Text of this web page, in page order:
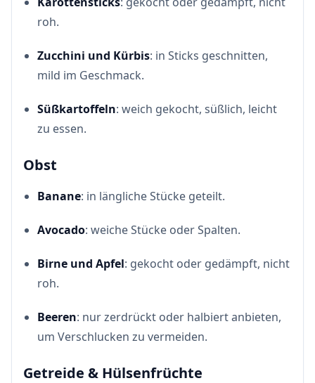
roh.
Zucchini und Kürbis: in Sticks geschnitten,
mild im Geschmack.
Süßkartoffeln: weich gekocht, süßlich, leicht
zu essen.
Obst
Banane: in längliche Stücke geteilt.
Avocado: weiche Stücke oder Spalten.
Birne und Apfel: gekocht oder gedämpft, nicht
roh.
Beeren: nur zerdrückt oder halbiert anbieten,
um Verschlucken zu vermeiden.
Getreide & Hülsenfrüchte